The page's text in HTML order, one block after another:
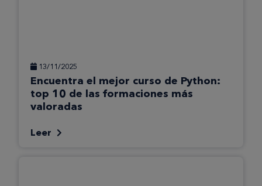
13/11/2025
Encuentra el mejor curso de Python:
top 10 de las formaciones más
valoradas
Leer